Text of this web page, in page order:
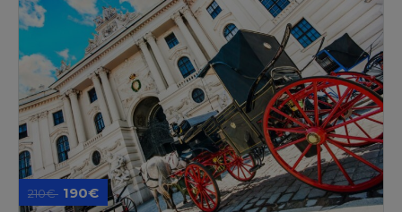
210€ 190€